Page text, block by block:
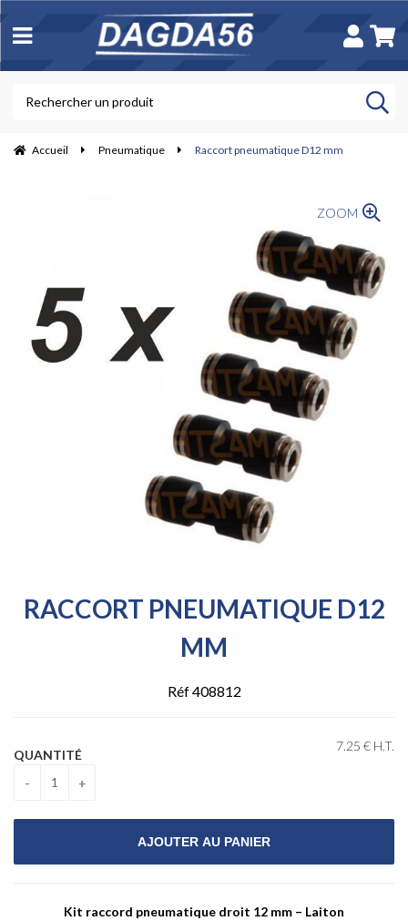
Accueil Pneumatique Raccort pneumatique D12 mm
ZOOM
RACCORT PNEUMATIQUE D12
MM
Réf 408812
7.25 € H.T.
QUANTITÉ
Kit raccord pneumatique droit 12 mm – Laiton